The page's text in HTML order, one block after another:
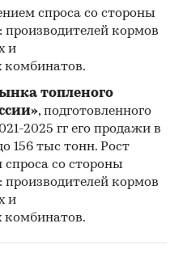
экспортеров и
в отчете
- в
и регионы РФ, страны
/
спроса со стороны
кормов
и
топленого
, подготовленного
2025 гг его продажи в
156 тыс тонн. Рост
спроса со стороны
кормов
и